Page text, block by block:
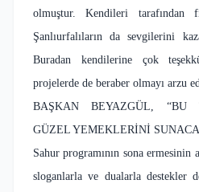
olmuştur. Kendileri tarafından
Şanlıurfalıların da sevgilerini
Buradan kendilerine çok
projelerde de beraber olmayı arzu
BAŞKAN BEYAZGÜL, “BU
GÜZEL YEMEKLERİNİ
Sahur programının sona ermesinin
sloganlarla ve dualarla destekler